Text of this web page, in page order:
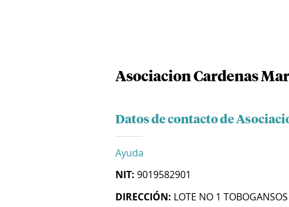
Asociacion Cardenas
Datos de contacto de
Ayuda
NIT: 9019582901
DIRECCIÓN: LOTE NO 1